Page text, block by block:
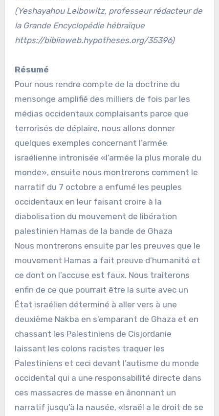
(Yeshayahou Leibowitz, professeur rédacteur de
la Grande Encyclopédie hébraïque
https://biblioweb.hypotheses.org/35396)
Résumé
Pour nous rendre compte de la doctrine du
mensonge amplifié des milliers de fois par les
médias occidentaux complaisants parce que
terrorisés de déplaire, nous allons donner
quelques exemples concernant l’armée
israélienne intronisée «l’armée la plus morale du
monde», ensuite nous montrerons comment le
narratif du 7 octobre a enfumé les peuples
occidentaux en leur faisant croire à la
diabolisation du mouvement de libération
palestinien Hamas de la bande de Ghaza
Nous montrerons ensuite par les preuves que le
mouvement Hamas a fait preuve d’humanité et
ce dont on l’accuse est faux. Nous traiterons
enfin de ce que pourrait être la suite avec un
État israélien déterminé à aller vers à une
deuxième Nakba en s’emparant de Ghaza et en
chassant les Palestiniens de Cisjordanie
laissant les colons racistes traquer les
Palestiniens et ceci devant l’autisme du monde
occidental qui a une responsabilité directe dans
ces massacres de masse en ânonnant un
narratif jusqu’à la nausée, «Israël a le droit de se